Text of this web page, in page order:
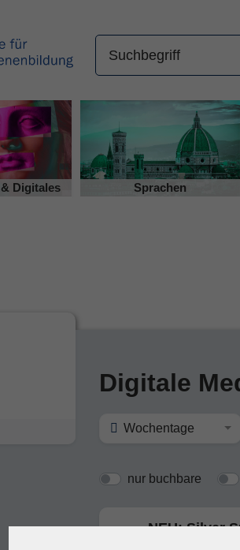
Digitales Sprachen
Digitale
Wochentage
nur buchbare
NEU: Silver